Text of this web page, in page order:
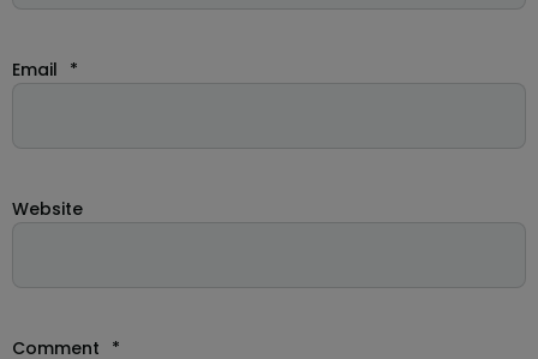
Email *
Website
Comment *